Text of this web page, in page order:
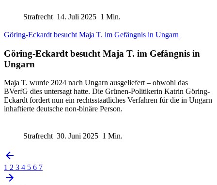
Strafrecht 14. Juli 2025 1 Min.
Göring-Eckardt besucht Maja T. im Gefängnis in Ungarn
Göring-Eckardt besucht Maja T. im Gefängnis in
Ungarn
Maja T. wurde 2024 nach Ungarn ausgeliefert – obwohl das
BVerfG dies untersagt hatte. Die Grünen-Politikerin Katrin Göring-
Eckardt fordert nun ein rechtsstaatliches Verfahren für die in Ungarn
inhaftierte deutsche non-binäre Person.
Strafrecht 30. Juni 2025 1 Min.
1 2 3 4 5 6 7